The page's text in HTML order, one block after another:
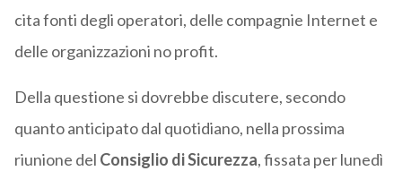
cita fonti degli operatori, delle compagnie Internet e
delle organizzazioni no profit.
Della questione si dovrebbe discutere, secondo
quanto anticipato dal quotidiano, nella prossima
riunione del Consiglio di Sicurezza, fissata per lunedì